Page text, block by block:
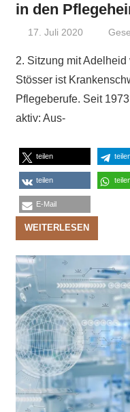
in den
17. Juli 2020 Niki
2. Sitzung mit
Stösser ist
Pflegeberufe. Seit
aktiv: Aus-
teilen
teilen
E-Mail
WEITERLESEN